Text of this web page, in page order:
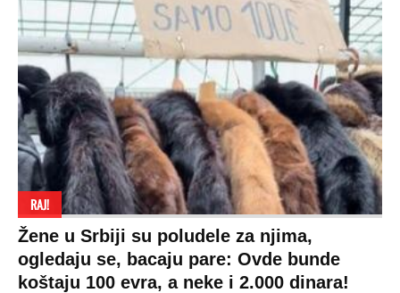
RAJ!
Žene u Srbiji su poludele za njima,
ogledaju se, bacaju pare: Ovde bunde
koštaju 100 evra, a neke i 2.000 dinara!